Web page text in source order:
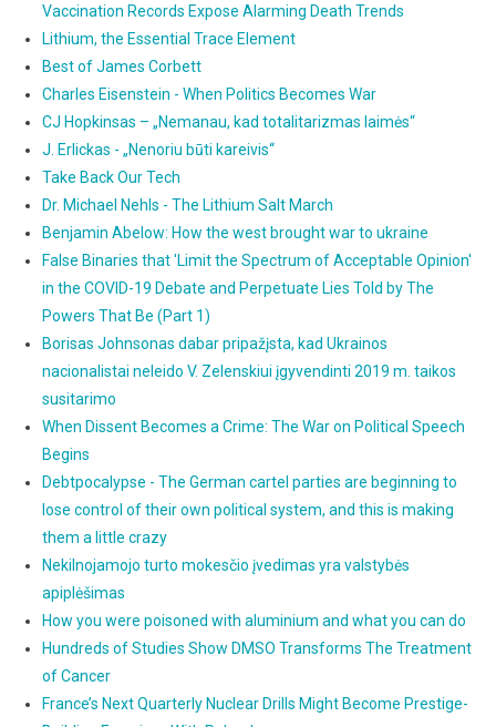
Vaccination Records Expose Alarming Death Trends
Lithium, the Essential Trace Element
Best of James Corbett
Charles Eisenstein - When Politics Becomes War
CJ Hopkinsas – „Nemanau, kad totalitarizmas laimės“
J. Erlickas - „Nenoriu būti kareivis“
Take Back Our Tech
Dr. Michael Nehls - The Lithium Salt March
Benjamin Abelow: How the west brought war to ukraine
False Binaries that 'Limit the Spectrum of Acceptable Opinion'
in the COVID-19 Debate and Perpetuate Lies Told by The
Powers That Be (Part 1)
Borisas Johnsonas dabar pripažįsta, kad Ukrainos
nacionalistai neleido V. Zelenskiui įgyvendinti 2019 m. taikos
susitarimo
When Dissent Becomes a Crime: The War on Political Speech
Begins
Debtpocalypse - The German cartel parties are beginning to
lose control of their own political system, and this is making
them a little crazy
Nekilnojamojo turto mokesčio įvedimas yra valstybės
apiplėšimas
How you were poisoned with aluminium and what you can do
Hundreds of Studies Show DMSO Transforms The Treatment
of Cancer
France’s Next Quarterly Nuclear Drills Might Become Prestige-